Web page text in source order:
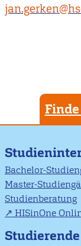
Bachelor-
Master-
Studienberatung
HISinOne
Studierende